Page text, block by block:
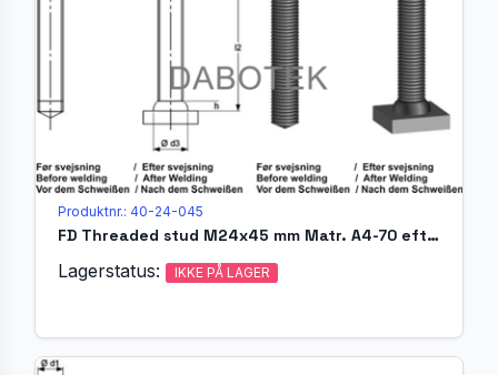
Produktnr.: 40-24-045
FD Threaded stud M24x45 mm Matr. A4-70 efter EN ISO 13918
Lagerstatus: IKKE PÅ LAGER